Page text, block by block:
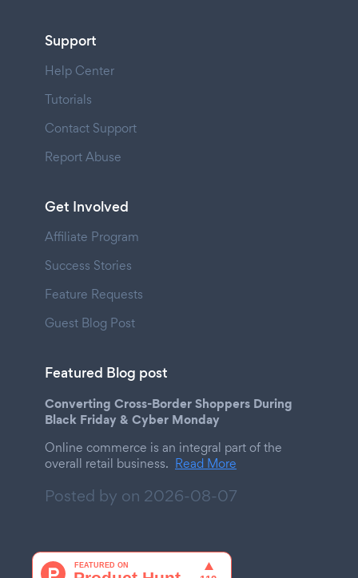
Support
Help Center
Tutorials
Contact Support
Report Abuse
Get Involved
Affiliate Program
Success Stories
Feature Requests
Guest Blog Post
Featured Blog post
Converting Cross-Border Shoppers During
Black Friday & Cyber Monday
Online commerce is an integral part of the
overall retail business. Read More
Posted by on 2026-08-07